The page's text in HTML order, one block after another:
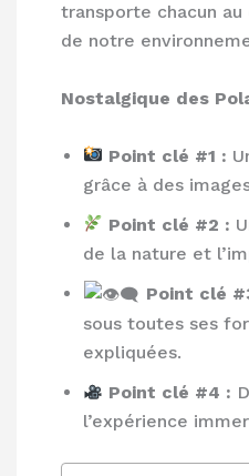
transporte chacun
de notre
Nostalgique des
Point clé #1 :
grâce à des
Point clé #2 :
de la nature et
Point clé
sous toutes ses
expliquées.
Point clé #4 :
l’expérience